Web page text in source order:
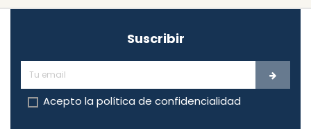
Suscribir
Acepto la política de confidencialidad